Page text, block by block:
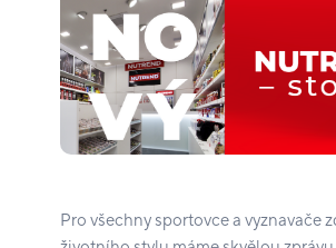
Pro všechny sportovce a vyznavače